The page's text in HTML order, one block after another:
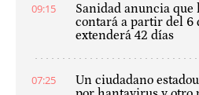
09:15
Sanidad anuncia que
contará a partir del 6
extenderá 42 días
07:25
Un ciudadano